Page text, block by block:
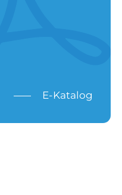
E-Katalog